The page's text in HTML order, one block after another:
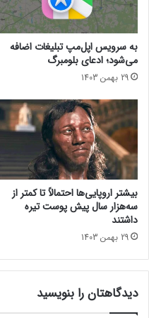
ه
ی
ب
ر
ی
د
ی
»
د
ر
ا
ا
س
ت
ر
ی
ز
ی
د
گ
ا
ه
ع
ب
ا
ب
به سرویس اپل‌مپ تبلیغات اضافه
می‌شود؛ ادعای بلومبرگ
29 بهمن 1403
بیشتر اروپایی‌ها احتمالاً تا کمتر از
سه‌هزار سال پیش پوست تیره
داشتند
29 بهمن 1403
دیدگاهتان را بنویسید